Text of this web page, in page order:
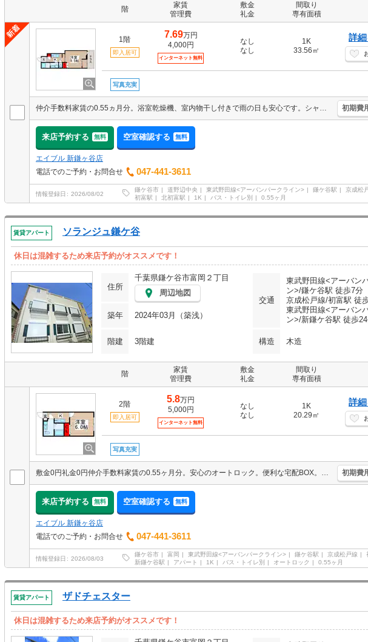
階
家賃
管理費
敷金
礼金
間取り
専有面積
1階
即入居可
7.69万円
4,000円
インターネット無料
なし
なし
1K
33.56㎡
詳
写真充実
仲介手数料家賃の0.55ヵ月分。浴室乾燥機、室内物干し付きで雨の日も安心です。シャワー付独立洗面台。人気の新築。日当たり良好！心地よい室内環境！。コンビニが近く(160m)買物便利。角部屋。 初期費
来店予約する 無料 空室確認する 無料
エイブル 新鎌ヶ谷店
電話でのご予約・お問合せ
047-441-3611
情報登録日 2026/08/02
鎌ケ谷市 道野辺中央 東武野田線<アーバンパークライン> 鎌ケ谷駅
京成松
初富駅
北初富駅 1K バス・トイレ別 0.55ヶ月
賃貸アパート ソランジュ鎌ケ谷
休日は混雑するため来店予約がオススメです！
住所
千葉県鎌ケ谷市富岡２丁目
周辺地図
交通
東武野田線<アーバン
ン>/鎌ケ谷駅 徒歩7分
京成松戸線/初富駅 徒
東武野田線<アーバン
ン>/新鎌ケ谷駅 徒歩
築年 2024年03月（築浅）
階建 3階建 構造 木造
階
家賃
管理費
敷金
礼金
間取り
専有面積
2階
即入居可
5.8万円
5,000円
インターネット無料
なし
なし
1K
20.29㎡
詳
写真充実
敷金0円礼金0円仲介手数料家賃の0.55ヶ月分。安心のオートロック。便利な宅配BOX。TVインターホン付き。契約書類作成費11,000円。違約金有（1年未満総賃料2ヶ月、2年未満1ヶ月）。 初期費
来店予約する 無料 空室確認する 無料
エイブル 新鎌ヶ谷店
電話でのご予約・お問合せ
047-441-3611
情報登録日 2026/08/03
鎌ケ谷市 富岡 東武野田線<アーバンパークライン> 鎌ケ谷駅 京成松戸線
新鎌ケ谷駅
アパート 1K バス・トイレ別 オートロック 0.55ヶ月
賃貸アパート ザドチェスター
休日は混雑するため来店予約がオススメです！